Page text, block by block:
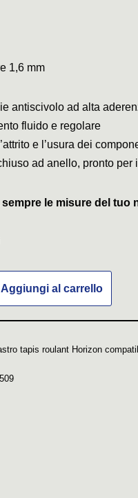
1,6 mm
antiscivolo ad alta
fluido e regolare
e l’usura dei
ad anello, pronto per
le misure del tuo
Aggiungi al carrello
tapis roulant Horizon